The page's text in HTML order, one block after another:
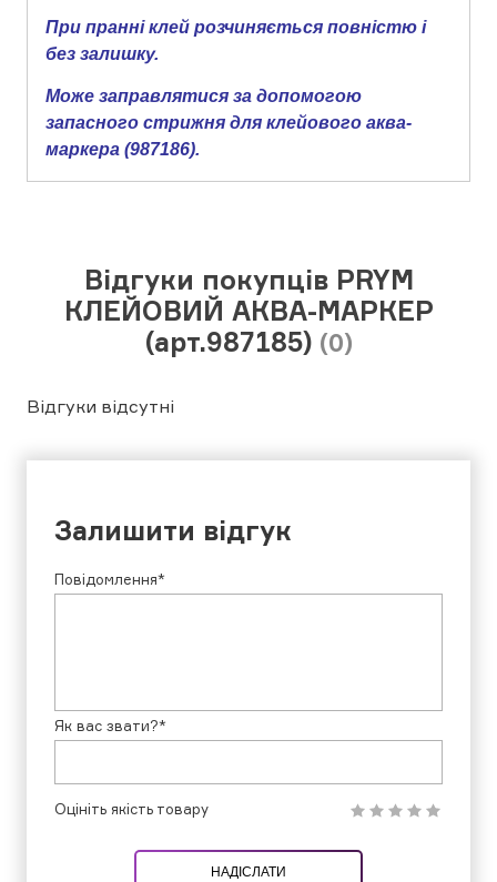
При пранні клей розчиняється повністю і
без залишку.
Може заправлятися за допомогою
запасного стрижня для клейового аква-
маркера (987186).
Відгуки покупців PRYM
КЛЕЙОВИЙ АКВА-МАРКЕР
(арт.987185) (0)
Відгуки відсутні
Залишити відгук
Повідомлення*
Як вас звати?*
Оцініть якість товару
НАДІСЛАТИ